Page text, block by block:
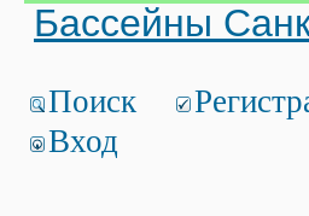
Бассейны
Поиск
Вход